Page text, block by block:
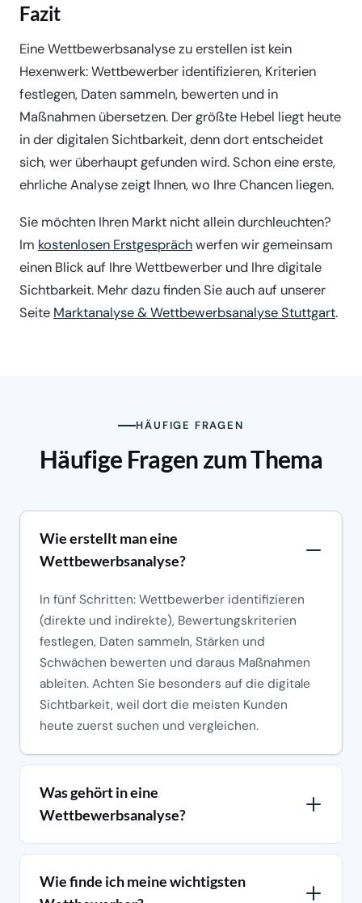
Fazit
Eine Wettbewerbsanalyse zu erstellen ist kein
Hexenwerk: Wettbewerber identifizieren, Kriterien
festlegen, Daten sammeln, bewerten und in
Maßnahmen übersetzen. Der größte Hebel liegt heute
in der digitalen Sichtbarkeit, denn dort entscheidet
sich, wer überhaupt gefunden wird. Schon eine erste,
ehrliche Analyse zeigt Ihnen, wo Ihre Chancen liegen.
Sie möchten Ihren Markt nicht allein durchleuchten?
Im kostenlosen Erstgesprächwerfen wir gemeinsam
einen Blick auf Ihre Wettbewerber und Ihre digitale
Sichtbarkeit. Mehr dazu finden Sie auch auf unserer
Seite Marktanalyse & Wettbewerbsanalyse Stuttgart.
HÄUFIGE FRAGEN
Häufige Fragen zum Thema
Wie erstellt man eine
Wettbewerbsanalyse?
In fünf Schritten: Wettbewerber identifizieren
(direkte und indirekte), Bewertungskriterien
festlegen, Daten sammeln, Stärken und
Schwächen bewerten und daraus Maßnahmen
ableiten. Achten Sie besonders auf die digitale
Sichtbarkeit, weil dort die meisten Kunden
heute zuerst suchen und vergleichen.
Was gehört in eine
Wettbewerbsanalyse?
Wie finde ich meine wichtigsten